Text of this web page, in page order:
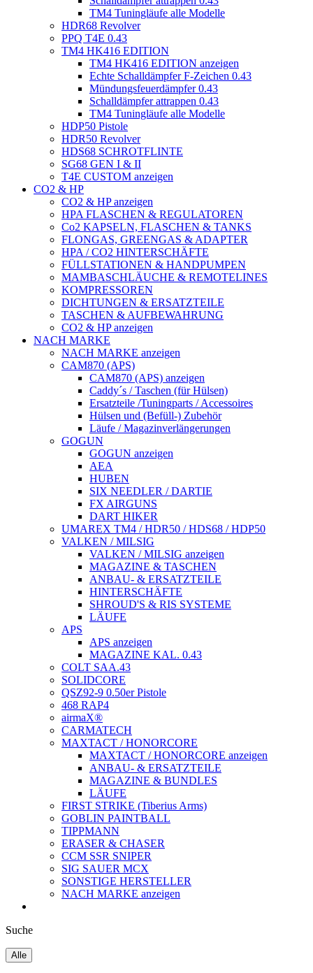
TM4 Tuningläufe alle Modelle
HDR68 Revolver
PPQ T4E 0.43
TM4 HK416 EDITION
TM4 HK416 EDITION anzeigen
Echte Schalldämpfer F-Zeichen 0.43
Mündungsfeuerdämpfer 0.43
Schalldämpfer attrappen 0.43
TM4 Tuningläufe alle Modelle
HDP50 Pistole
HDR50 Revolver
HDS68 SCHROTFLINTE
SG68 GEN I & II
T4E CUSTOM anzeigen
CO2 & HP
CO2 & HP anzeigen
HPA FLASCHEN & REGULATOREN
Co2 KAPSELN, FLASCHEN & TANKS
FLONGAS, GREENGAS & ADAPTER
HPA / CO2 HINTERSCHÄFTE
FÜLLSTATIONEN & HANDPUMPEN
MAMBASCHLÄUCHE & REMOTELINES
KOMPRESSOREN
DICHTUNGEN & ERSATZTEILE
TASCHEN & AUFBEWAHRUNG
CO2 & HP anzeigen
NACH MARKE
NACH MARKE anzeigen
CAM870 (APS)
CAM870 (APS) anzeigen
Caddy´s / Taschen (für Hülsen)
Ersatzteile /Tuningparts / Accessoires
Hülsen und (Befüll-) Zubehör
Läufe / Magazinverlängerungen
GOGUN
GOGUN anzeigen
AEA
HUBEN
SIX NEEDLER / DARTIE
FX AIRGUNS
DART HIKER
UMAREX TM4 / HDR50 / HDS68 / HDP50
VALKEN / MILSIG
VALKEN / MILSIG anzeigen
MAGAZINE & TASCHEN
ANBAU- & ERSATZTEILE
HINTERSCHÄFTE
SHROUD'S & RIS SYSTEME
LÄUFE
APS
APS anzeigen
MAGAZINE KAL. 0.43
COLT SAA.43
SOLIDCORE
QSZ92-9 0.50er Pistole
468 RAP4
airmaX®
CARMATECH
MAXTACT / HONORCORE
MAXTACT / HONORCORE anzeigen
ANBAU- & ERSATZTEILE
MAGAZINE & BUNDLES
LÄUFE
FIRST STRIKE (Tiberius Arms)
GOBLIN PAINTBALL
TIPPMANN
ERASER & CHASER
CCM SSR SNIPER
SIG SAUER MCX
SONSTIGE HERSTELLER
NACH MARKE anzeigen
Suche
Alle